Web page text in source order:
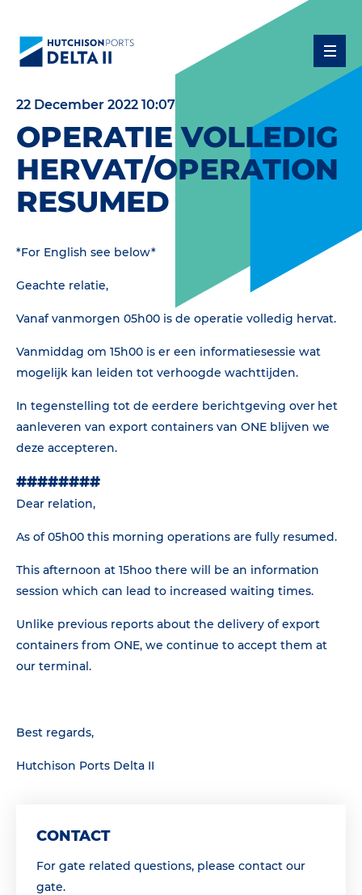
22 December 2022 10:07
OPERATIE VOLLEDIG
HERVAT/OPERATION
RESUMED
*For English see below*
Geachte relatie,
Vanaf vanmorgen 05h00 is de operatie volledig hervat.
Vanmiddag om 15h00 is er een informatiesessie wat
mogelijk kan leiden tot verhoogde wachttijden.
In tegenstelling tot de eerdere berichtgeving over het
aanleveren van export containers van ONE blijven we
deze accepteren.
########
Dear relation,
As of 05h00 this morning operations are fully resumed.
This afternoon at 15hoo there will be an information
session which can lead to increased waiting times.
Unlike previous reports about the delivery of export
containers from ONE, we continue to accept them at
our terminal.
Best regards,
Hutchison Ports Delta II
CONTACT
For gate related questions, please contact our
gate.